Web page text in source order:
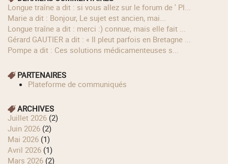
longue traîne a dit : si vous allez sur le forum de ' Pl...
Marie a dit : Bonjour, Le sujet est ancien, mai...
longue traîne a dit : merci :) connue, mais elle fait ...
Gérard GAUTIER a dit : « Il pleut parfois en Bretagne ...
Pompe a dit : Ces solutions médicamenteuses s...
PARTENAIRES
Plateforme de communiqués
ARCHIVES
juillet 2026 (2)
juin 2026 (2)
mai 2026 (1)
avril 2026 (1)
mars 2026 (2)